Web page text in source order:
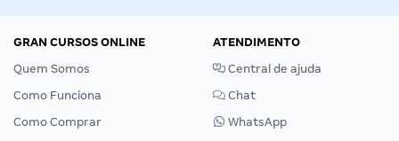
GRAN CURSOS ONLINE
Quem Somos
Como Funciona
Como Comprar
ATENDIMENTO
Central de ajuda
Chat
WhatsApp